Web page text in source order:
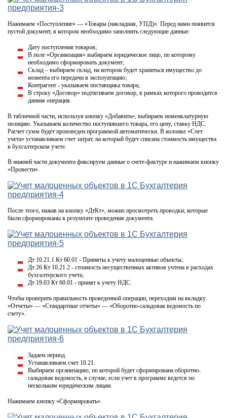
Нажимаем «Поступление» — «Товары (накладная, УПД)». Перед нами появится
пустой документ, в котором необходимо заполнить следующие данные:
Дату поступления товаров;
В поле «Организация» выбираем юридическое лицо, по которому
необходимо сформировать документ;
Склад – выбираем склад, на котором будет храниться имущество до
момента его передачи в эксплуатацию;
Контрагент - указываем поставщика товара;
В строку «Договор» подтягиваем договор, в рамках которого проводится
данная операция.
В табличной части, используя кнопку «Добавить», выбираем номенклатурную
позицию. Указываем количество поступившего товара, его цену, ставку НДС.
Расчет сумм будет произведен программой автоматически. В колонке «Счет
учета» устанавливаем счет затрат, на который будет списана стоимость имущества
в бухгалтерском учете.
В нижней части документа фиксируем данные о счете-фактуре и нажимаем кнопку
«Провести».
После этого, нажав на кнопку «ДтКт», можно просмотреть проводки, которые
были сформированы в результате проведения документа.
Дт 10.21.1 Кт 60.01 - Приняты к учету малоценные объекты;
Дт 26 Кт 10.21.2 - стоимость несущественных активов учтена в расходах
бухгалтерского учета;
Дт 19.03 Кт 60.01 - принят к учету НДС.
Чтобы проверить правильность проведенной операции, переходим на вкладку
«Отчеты» — «Стандартные отчеты» — «Оборотно-сальдовая ведомость по
счету».
Задаем период.
Устанавливаем счет 10.21.
Выбираем организацию, по которой будет сформирована оборотно-
сальдовая ведомость, в случае, если учет в программе ведется по
нескольким юридическим лицам.
Нажимаем кнопку «Сформировать».